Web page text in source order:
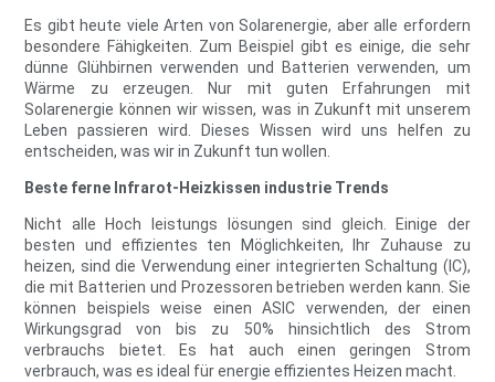
Es gibt heute viele Arten von Solarenergie, aber alle erfordern
besondere Fähigkeiten. Zum Beispiel gibt es einige, die sehr
dünne Glühbirnen verwenden und Batterien verwenden, um
Wärme zu erzeugen. Nur mit guten Erfahrungen mit
Solarenergie können wir wissen, was in Zukunft mit unserem
Leben passieren wird. Dieses Wissen wird uns helfen zu
entscheiden, was wir in Zukunft tun wollen.
Beste ferne Infrarot-Heizkissen industrie Trends
Nicht alle Hoch leistungs lösungen sind gleich. Einige der
besten und effizientes ten Möglichkeiten, Ihr Zuhause zu
heizen, sind die Verwendung einer integrierten Schaltung (IC),
die mit Batterien und Prozessoren betrieben werden kann. Sie
können beispiels weise einen ASIC verwenden, der einen
Wirkungsgrad von bis zu 50% hinsichtlich des Strom
verbrauchs bietet. Es hat auch einen geringen Strom
verbrauch, was es ideal für energie effizientes Heizen macht.